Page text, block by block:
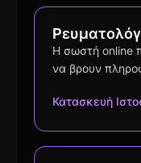
Η σωστή online
να βρουν
Κατασκευή